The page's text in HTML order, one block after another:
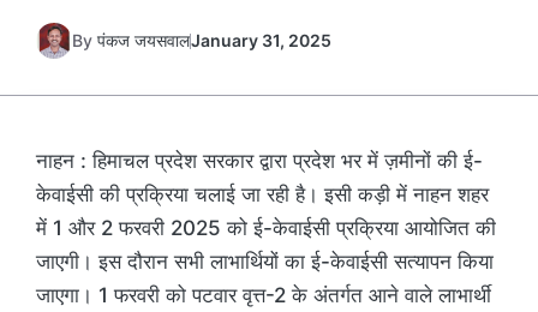
By पंकज जयसवालJanuary 31, 2025
नाहन : हिमाचल प्रदेश सरकार द्वारा प्रदेश भर में ज़मीनों की ई-
केवाईसी की प्रक्रिया चलाई जा रही है। इसी कड़ी में नाहन शहर
में 1 और 2 फरवरी 2025 को ई-केवाईसी प्रक्रिया आयोजित की
जाएगी। इस दौरान सभी लाभार्थियों का ई-केवाईसी सत्यापन किया
जाएगा। 1 फरवरी को पटवार वृत्त-2 के अंतर्गत आने वाले लाभार्थी